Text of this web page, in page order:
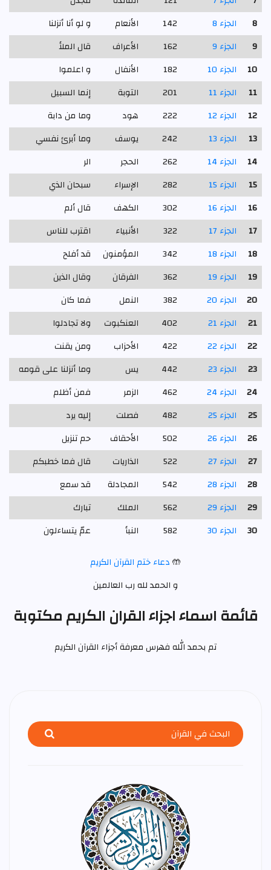
8
الجزء 8 142 الأنعام
و لو أنا أنزلنا
9
الجزء 9 162 الأعراف
قال الملأ
10
الجزء 10 182 الأنفال
و اعلموا
11
الجزء 11 201 التوبة
إنما السبيل
12
الجزء 12 222 هود
وما من دابة
13
الجزء 13 242 يوسف
وما أبرئ نفسي
14
الجزء 14 262 الحجر
الر
15
الجزء 15 282 الإسراء
سبحان الذي
16
الجزء 16 302 الكهف
قال ألم
17
الجزء 17 322 الأنبياء
اقترب للناس
18
الجزء 18 342 المؤمنون
قد أفلح
19
الجزء 19 362 الفرقان
وقال الذين
20
الجزء 20 382 النمل
فما كان
21
الجزء 21 402 العنكبوت
ولا تجادلوا
22
الجزء 22 422 الأحزاب
ومن يقنت
23
الجزء 23 442 يس
وما أنزلنا على قومه
24
الجزء 24 462 الزمر
فمن أظلم
25
الجزء 25 482 فصلت
إليه يرد
26
الجزء 26 502 الأحقاف
حم تنزيل
27
الجزء 27 522 الذاريات
قال فما خطبكم
28
الجزء 28 542 المجادلة
قد سمع
29
الجزء 29 562 الملك
تبارك
30
الجزء 30 582 النبأ
عمّ يتساءلون
🤲دعاء ختم القرآن الكريم
و الحمد لله رب العالمين
قائمة اسماء اجزاء القران الكريم مكتوبة
تم بحمد الله فهرس معرفة أجزاء القرآن الكريم